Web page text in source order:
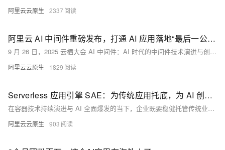
阿里云云原生 2337
阿里云 AI 中间件重磅发布，打通 AI 应用落地“最后一公里”
9 月 26 日，2025 云栖大会 AI 中间件：AI 时代的中间件技术演进与创新实践论坛上，阿里云智能集团资深技术专家林清山发表主题演讲《未来已来：下一代 AI 中间件重磅发布，解锁 AI 应用架构新范式》，重磅发布阿里云 AI 中间件，提供面向分布式多 Agent 架构的基座，包括：AgentScope-Java（兼容 Spring AI Alibaba 生态），AI MQ（基于Apache RocketMQ 的 AI 能力升级），AI 网关 Higress，AI 注册与配置中心 Nacos，以及覆盖模型与算力的 AI 可观测体系。
阿里云云原生 1829
Serverless 应用引擎 SAE：为传统应用托底，为 AI 创新加速
在容器技术持续演进与 AI 全面爆发的当下，企业既要稳健托管传统业务，又要高效落地 AI 创新，如何在复杂的基础设施与频繁的版本变化中保持敏捷、稳定与低成本，成了所有技术团队的共同挑战。阿里云 Serverless 应用引擎（SAE）正是为应对这一时代挑战而生的破局者，SAE 以“免运维、强稳定、极致降本”为核心，通过一站式的应用级托管能力，同时支撑传统应用与 AI 应用，让企业把更多精力投入到业务创新。
阿里云云原生 903